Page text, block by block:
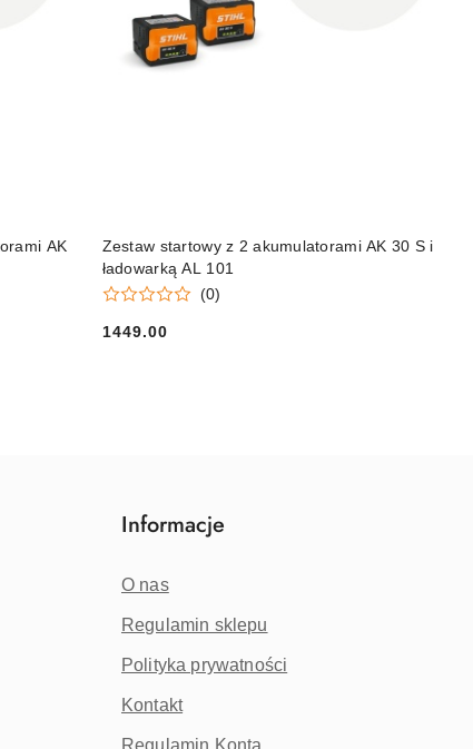
AK
Zestaw startowy z 2 akumulatorami AK 30 S i
ładowarką AL 101
(0)
Cena:
1449.00
Informacje
O nas
Regulamin sklepu
Polityka prywatności
Kontakt